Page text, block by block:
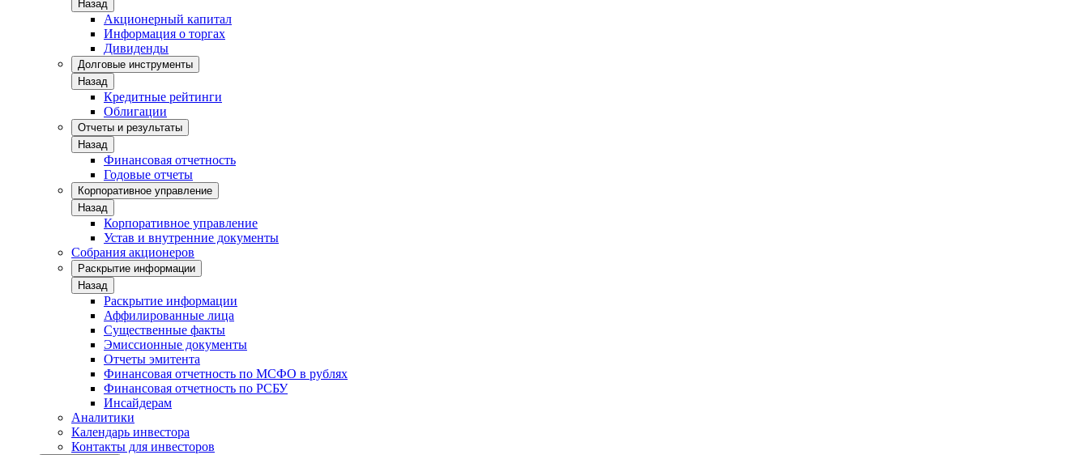
Назад
Акционерный капитал
Информация о торгах
Дивиденды
Долговые инструменты
Назад
Кредитные рейтинги
Облигации
Отчеты и результаты
Назад
Финансовая отчетность
Годовые отчеты
Корпоративное управление
Назад
Корпоративное управление
Устав и внутренние документы
Собрания акционеров
Раскрытие информации
Назад
Раскрытие информации
Аффилированные лица
Существенные факты
Эмиссионные документы
Отчеты эмитента
Финансовая отчетность по МСФО в рублях
Финансовая отчетность по РСБУ
Инсайдерам
Аналитики
Календарь инвестора
Контакты для инвесторов